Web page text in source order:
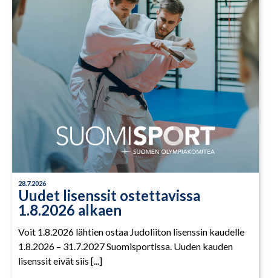
28.7.2026
Uudet lisenssit ostettavissa
1.8.2026 alkaen
Voit 1.8.2026 lähtien ostaa Judoliiton lisenssin kaudelle
1.8.2026 – 31.7.2027 Suomisportissa. Uuden kauden
lisenssit eivät siis [...]